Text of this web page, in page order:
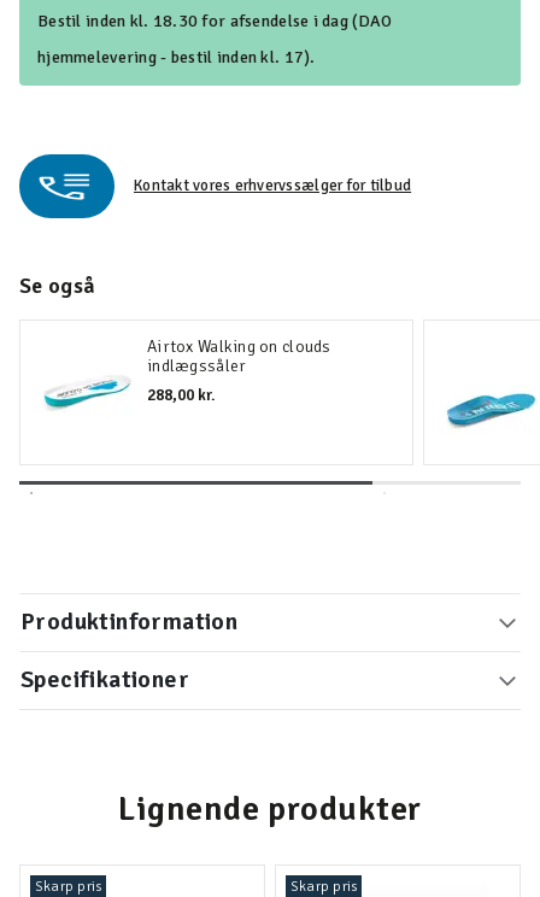
Bestil inden kl. 18.30 for afsendelse i dag (DAO
hjemmelevering - bestil inden kl. 17).
Kontakt vores erhvervssælger for tilbud
Se også
Airtox Walking on clouds
indlægssåler
288,00 kr.
Produktinformation
Specifikationer
Lignende produkter
Skarp pris Skarp pris